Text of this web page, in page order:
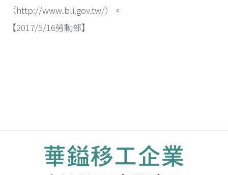
（http://www.bli.gov.tw/）。
【2017/5/16勞動部】